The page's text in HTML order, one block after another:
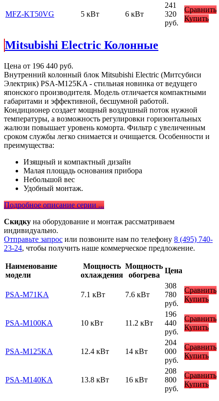
MFZ-KT50VG 5 кВт 6 кВт
241
320
руб.
Сравнить
Купить
Mitsubishi Electric Колонные
Цена от 196 440 руб.
Внутренний колонный блок Mitsubishi Electric (Митсубиси
Электрик) PSA-M125KA - стильная новинка от ведущего
японского производителя. Модель отличается компактными
габаритами и эффективной, бесшумной работой.
Кондиционер создает мощный воздушный поток нужной
температуры, а возможность регулировки горизонтальных
жалюзи повышает уровень коморта. Фильтр с увеличенным
сроком службы легко снимается и очищается. Особенности и
преимущества:
Изящный и компактный дизайн
Малая площадь основания прибора
Небольшой вес
Удобный монтаж.
Подробное описание серии ...
Скидку на оборудование и монтаж рассматриваем
индивидуально.
Отправьте запрос или позвоните нам по телефону 8 (495) 740-
23-24, чтобы получить наше коммерческое предложение.
Наименование
модели
Мощность
охлаждения
Мощность
обогрева
Цена
PSA-M71KA 7.1 кВт 7.6 кВт
308
780
руб.
Сравнить
Купить
PSA-M100KA 10 кВт 11.2 кВт
196
440
руб.
Сравнить
Купить
PSA-M125KA 12.4 кВт 14 кВт
204
000
руб.
Сравнить
Купить
PSA-M140KA 13.8 кВт 16 кВт
208
800
руб.
Сравнить
Купить